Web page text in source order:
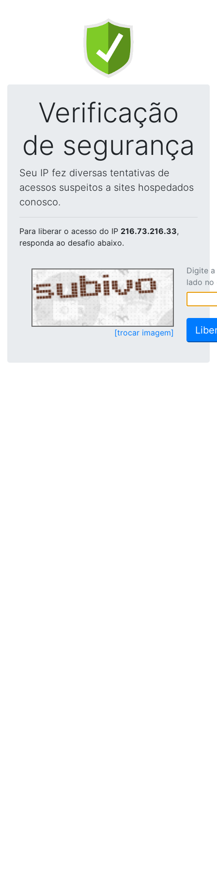
Verificação
de segurança
Seu IP fez diversas tentativas de
acessos suspeitos a sites hospedados
conosco.
Para liberar o acesso do IP 216.73.216.33,
responda ao desafio abaixo.
[trocar imagem]
Digite
lado no